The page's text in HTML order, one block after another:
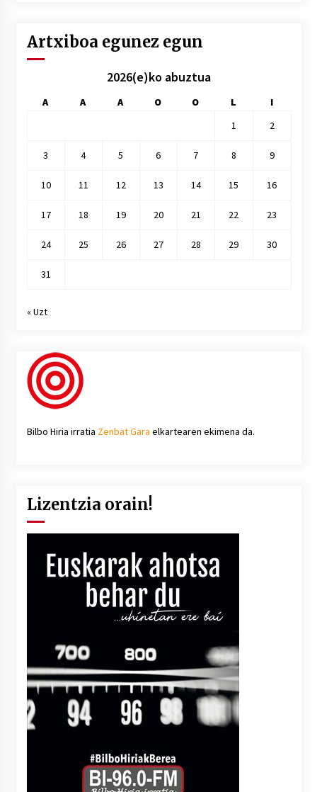
Artxiboa egunez egun
2026(e)ko abuztua
A A A O O L
I
1
2
3 4 5 6 7 8 9
10 11 12 13 14 15 16
17 18 19 20 21 22 23
24 25 26 27 28 29 30
31
« Uzt
Bilbo Hiria irratia Zenbat Gara elkartearen ekimena da.
Lizentzia orain!